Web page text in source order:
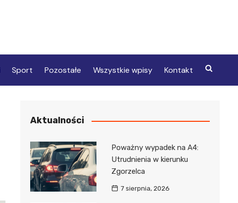
Sport Pozostałe Wszystkie wpisy Kontakt
Aktualności
Poważny wypadek na A4:
Utrudnienia w kierunku
Zgorzelca
7 sierpnia, 2026